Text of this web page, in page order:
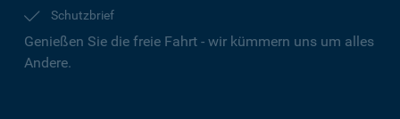
Schutzbrief
Genießen Sie die freie Fahrt - wir kümmern uns um alles
Andere.